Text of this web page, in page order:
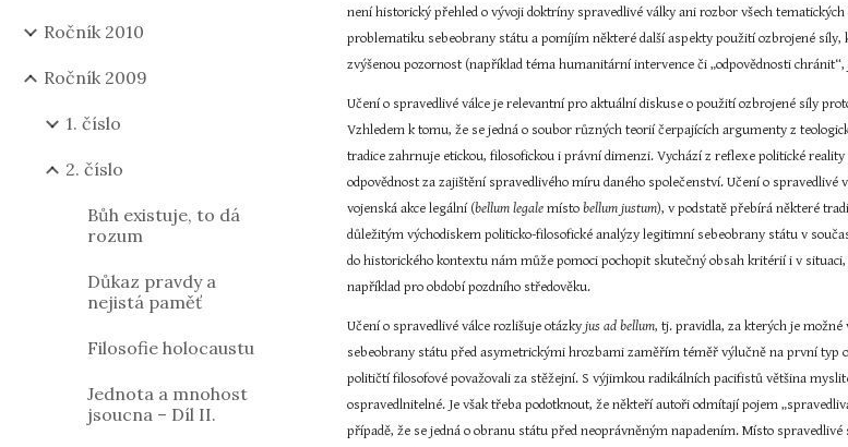
Ročník 2010
Ročník 2009
1. číslo
2. číslo
Bůh existuje, to dá
rozum
Důkaz pravdy a
nejistá paměť
Filosofie holocaustu
Jednota a mnohost
jsoucna – Díl II.
není historický přehled o vývoji doktríny spravedlivé války ani rozbor všech
problematiku sebeobrany státu a pomíjím některé další aspekty použití ozbrojené
zvýšenou pozornost (například téma humanitární intervence či „odpovědnosti
Učení o spravedlivé válce je relevantní pro aktuální diskuse o použití ozbrojené síly
Vzhledem k tomu, že se jedná o soubor různých teorií čerpajících argumenty z
tradice zahrnuje etickou, filosofickou i právní dimenzi. Vychází z reflexe politické
odpovědnost za zajištění spravedlivého míru daného společenství. Učení o
vojenská akce legální (bellum legale místo bellum justum), v podstatě přebírá některé
důležitým východiskem politicko-filosofické analýzy legitimní sebeobrany státu v
do historického kontextu nám může pomoci pochopit skutečný obsah kritérií i v
například pro období pozdního středověku.
Učení o spravedlivé válce rozlišuje otázky jus ad bellum, tj. pravidla, za kterých je
sebeobrany státu před asymetrickými hrozbami zaměřím téměř výlučně na první typ
političtí filosofové považovali za stěžejní. S výjimkou radikálních pacifistů většina
ospravedlnitelné. Je však třeba podotknout, že někteří autoři odmítají pojem
případě, že se jedná o obranu státu před neoprávněným napadením. Místo